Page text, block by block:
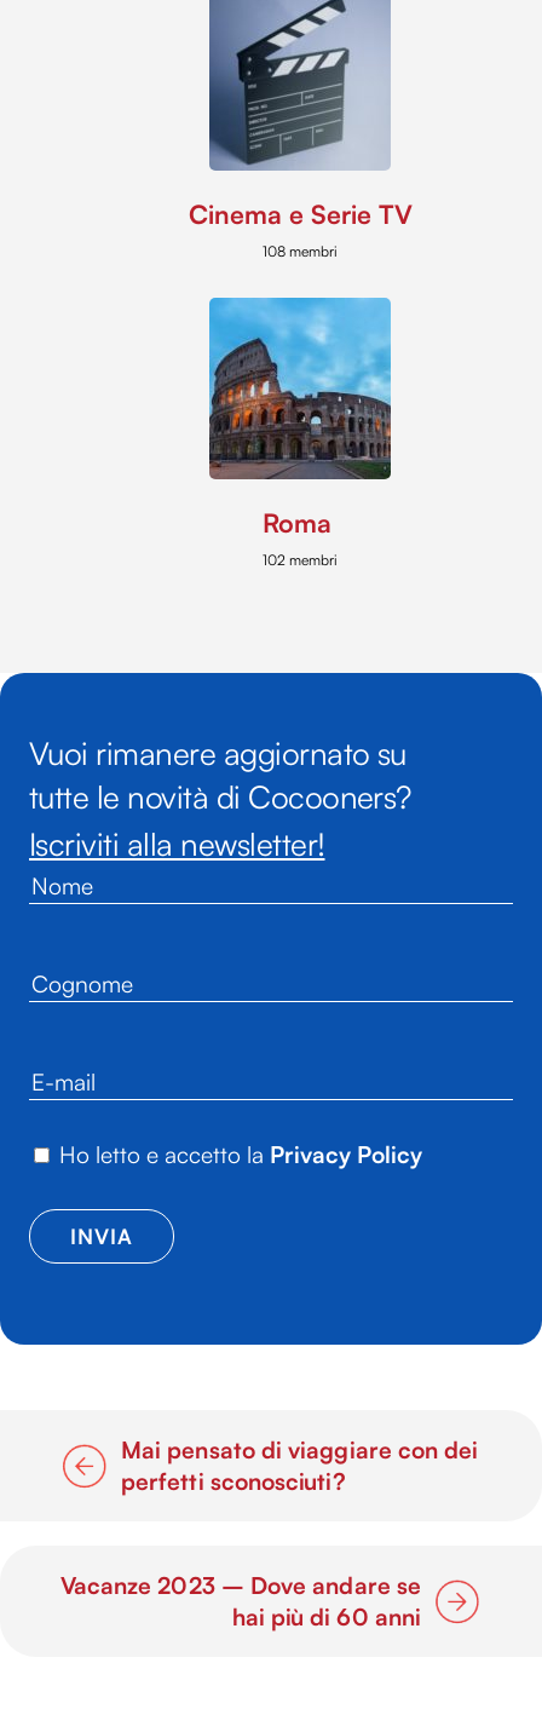
Cinema e Serie TV
108 membri
Roma
102 membri
Vuoi rimanere aggiornato su
tutte le novità di Cocooners?
Iscriviti alla newsletter!
Ho letto e accetto la Privacy Policy
Mai pensato di viaggiare con dei
perfetti sconosciuti?
Vacanze 2023 – Dove andare se
hai più di 60 anni